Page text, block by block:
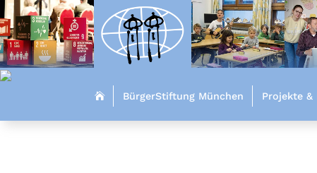
 BürgerStiftung München Projekte &